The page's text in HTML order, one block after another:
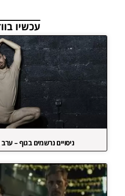
עכשיו
ניסויים נרשמים בגוף –